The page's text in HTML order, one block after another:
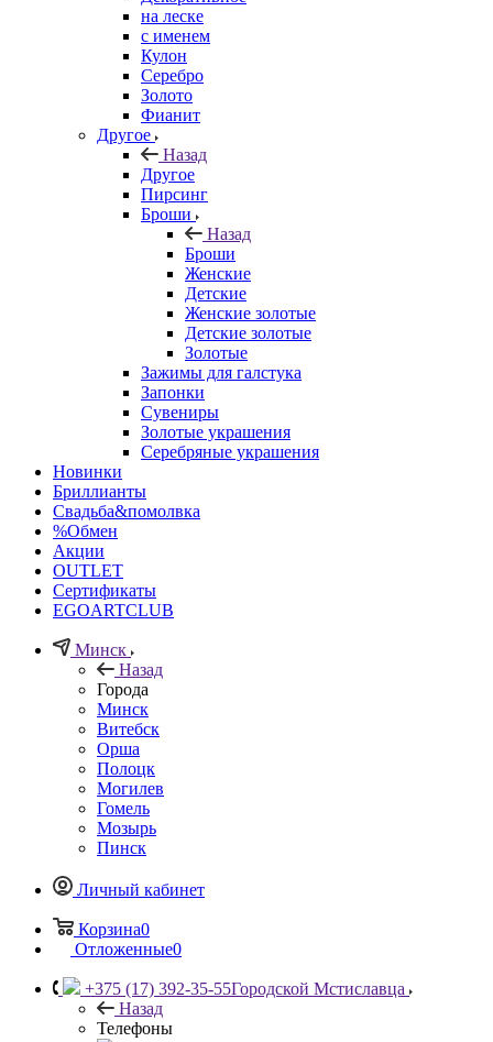
на леске
с именем
Кулон
Серебро
Золото
Фианит
Другое
Назад
Другое
Пирсинг
Броши
Назад
Броши
Женские
Детские
Женские золотые
Детские золотые
Золотые
Зажимы для галстука
Запонки
Сувениры
Золотые украшения
Серебряные украшения
Новинки
Бриллианты
Свадьба&помолвка
%Обмен
Акции
OUTLET
Сертификаты
EGOARTCLUB
Минск
Назад
Города
Минск
Витебск
Орша
Полоцк
Могилев
Гомель
Мозырь
Пинск
Личный кабинет
Корзина0
Отложенные0
+375 (17) 392-35-55Городской Мстиславца
Назад
Телефоны